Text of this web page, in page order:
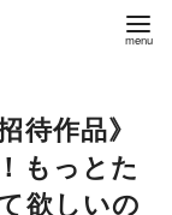
待作品》
もっとた
欲しいの